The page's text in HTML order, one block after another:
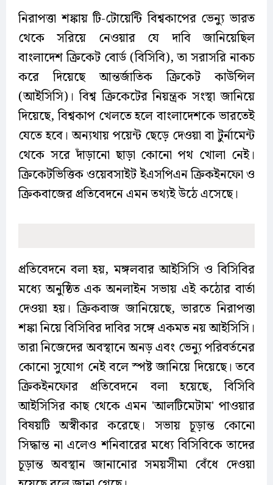
নিরাপত্তা শঙ্কায় টি-টোয়েন্টি বিশ্বকাপের ভেন্যু ভারত
থেকে সরিয়ে নেওয়ার যে দাবি জানিয়েছিল
বাংলাদেশ ক্রিকেট বোর্ড (বিসিবি), তা সরাসরি নাকচ
করে দিয়েছে আন্তর্জাতিক ক্রিকেট কাউন্সিল
(আইসিসি)। বিশ্ব ক্রিকেটের নিয়ন্ত্রক সংস্থা জানিয়ে
দিয়েছে, বিশ্বকাপ খেলতে হলে বাংলাদেশকে ভারতেই
যেতে হবে। অন্যথায় পয়েন্ট ছেড়ে দেওয়া বা টুর্নামেন্ট
থেকে সরে দাঁড়ানো ছাড়া কোনো পথ খোলা নেই।
ক্রিকেটভিত্তিক ওয়েবসাইট ইএসপিএন ক্রিকইনফো ও
ক্রিকবাজের প্রতিবেদনে এমন তথ্যই উঠে এসেছে।
প্রতিবেদনে বলা হয়, মঙ্গলবার আইসিসি ও বিসিবির
মধ্যে অনুষ্ঠিত এক অনলাইন সভায় এই কঠোর বার্তা
দেওয়া হয়। ক্রিকবাজ জানিয়েছে, ভারতে নিরাপত্তা
শঙ্কা নিয়ে বিসিবির দাবির সঙ্গে একমত নয় আইসিসি।
তারা নিজেদের অবস্থানে অনড় এবং ভেন্যু পরিবর্তনের
কোনো সুযোগ নেই বলে স্পষ্ট জানিয়ে দিয়েছে। তবে
ক্রিকইনফোর প্রতিবেদনে বলা হয়েছে, বিসিবি
আইসিসির কাছ থেকে এমন 'আলটিমেটাম' পাওয়ার
বিষয়টি অস্বীকার করেছে। সভায় চূড়ান্ত কোনো
সিদ্ধান্ত না এলেও শনিবারের মধ্যে বিসিবিকে তাদের
চূড়ান্ত অবস্থান জানানোর সময়সীমা বেঁধে দেওয়া